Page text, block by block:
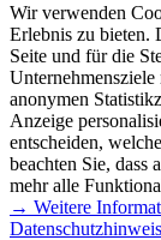
Wir verwenden
Erlebnis zu bieten.
Seite und für die
anonymen
Anzeige
entscheiden,
beachten Sie,
mehr alle
→ Weitere